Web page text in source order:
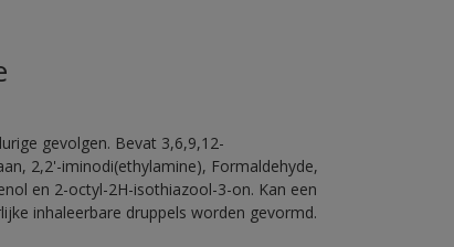
gevolgen. Bevat 3,6,9,12-
2,2'-iminodi(ethylamine), Formaldehyde,
en 2-octyl-2H-isothiazool-3-on. Kan een
inhaleerbare druppels worden gevormd.